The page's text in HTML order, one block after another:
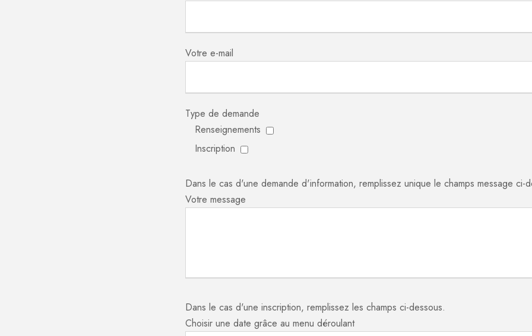
Votre e-mail
Type de demande
Renseignements
Inscription
Dans le cas d'une demande d'information, remplissez unique le champs message ci-
Votre message
Dans le cas d'une inscription, remplissez les champs ci-dessous.
Choisir une date grâce au menu déroulant